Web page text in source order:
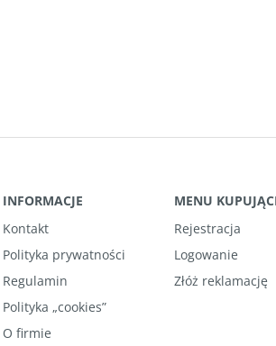
INFORMACJE
Kontakt
Polityka prywatności
Regulamin
Polityka „cookies”
O firmie
MENU
Rejestracja
Logowanie
Złóż reklamację